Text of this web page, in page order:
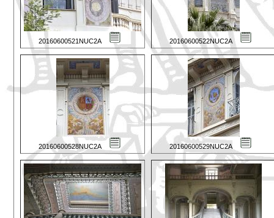
20160600521NUC2A 20160600522NUC2A
20160600528NUC2A 20160600529NUC2A